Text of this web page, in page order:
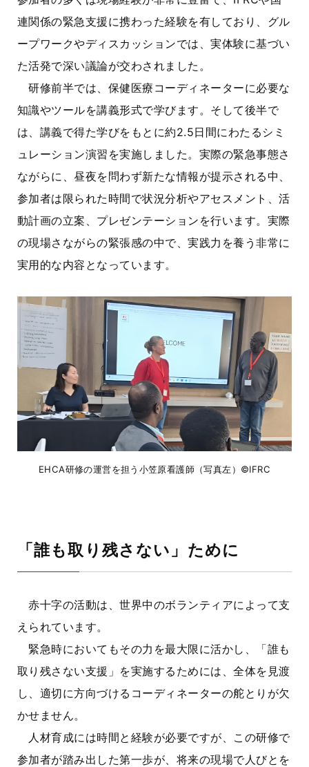
連関係の緊急支援に携わった経験を有しており、グル
ープワークやディスカッションでは、実体験に基づい
た活発で深い議論が交わされました。
研修前半では、保健医療コーディネーターに必要な
知識やツールを講義形式で学びます。そして後半で
は、講義で得た学びをもとに約2.5日間にわたるシミ
ュレーション演習を実施しました。実際の緊急事態さ
ながらに、昼夜を問わず新たな情報が提示される中、
参加者は限られた時間で状況分析やアセスメント、活
動計画の立案、プレゼンテーションを行います。実際
の現場さながらの緊張感の中で、実践力を養う非常に
実用的な内容となっています。
EHCA研修の運営を担う小笠原看護師（写真左）©IFRC
「誰も取り残さない」ために
赤十字の活動は、世界中のボランティアによって支
えられています。
緊急時においてもその力を最大限に活かし、「誰も
取り残さない支援」を実施するためには、全体を見渡
し、適切に方向づけるコーディネーターの舵とりが欠
かせません。
人材育成には時間と経験が必要ですが、この研修で
参加者が踏み出した第一歩が、将来の現場で人びとを